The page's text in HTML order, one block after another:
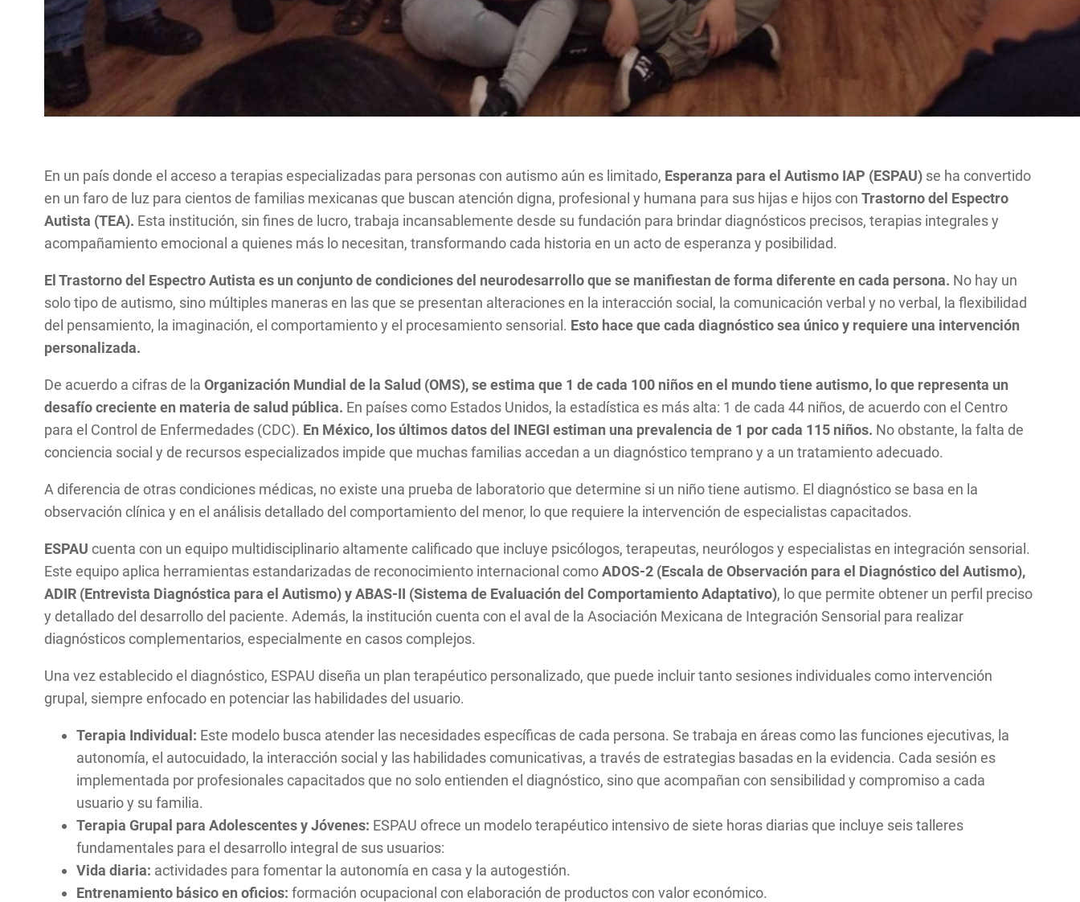
En un país donde el acceso a terapias especializadas para personas con autismo aún es limitado, Esperanza para el Autismo IAP (ESPAU) se ha convertido
en un faro de luz para cientos de familias mexicanas que buscan atención digna, profesional y humana para sus hijas e hijos conTrastorno del Espectro
Autista (TEA). Esta institución, sin fines de lucro, trabaja incansablemente desde su fundación para brindar diagnósticos precisos, terapias integrales y
acompañamiento emocional a quienes más lo necesitan, transformando cada historia en un acto de esperanza y posibilidad.
El Trastorno del Espectro Autista es un conjunto de condiciones del neurodesarrollo que se manifiestan de forma diferente en cada persona. No hay un
solo tipo de autismo, sino múltiples maneras en las que se presentan alteraciones en la interacción social, la comunicación verbal y no verbal, la flexibilidad
del pensamiento, la imaginación, el comportamiento y el procesamiento sensorial. Esto hace que cada diagnóstico sea único y requiere una intervención
personalizada.
De acuerdo a cifras de laOrganización Mundial de la Salud (OMS), se estima que 1 de cada 100 niños en el mundo tiene autismo, lo que representa un
desafío creciente en materia de salud pública. En países como Estados Unidos, la estadística es más alta: 1 de cada 44 niños, de acuerdo con el Centro
para el Control de Enfermedades (CDC). En México, los últimos datos del INEGI estiman una prevalencia de 1 por cada 115 niños. No obstante, la falta de
conciencia social y de recursos especializados impide que muchas familias accedan a un diagnóstico temprano y a un tratamiento adecuado.
A diferencia de otras condiciones médicas, no existe una prueba de laboratorio que determine si un niño tiene autismo. El diagnóstico se basa en la
observación clínica y en el análisis detallado del comportamiento del menor, lo que requiere la intervención de especialistas capacitados.
ESPAUcuenta con un equipo multidisciplinario altamente calificado que incluye psicólogos, terapeutas, neurólogos y especialistas en integración sensorial.
Este equipo aplica herramientas estandarizadas de reconocimiento internacional comoADOS-2 (Escala de Observación para el Diagnóstico del Autismo),
ADIR (Entrevista Diagnóstica para el Autismo) y ABAS-II (Sistema de Evaluación del Comportamiento Adaptativo), lo que permite obtener un perfil preciso
y detallado del desarrollo del paciente. Además, la institución cuenta con el aval de la Asociación Mexicana de Integración Sensorial para realizar
diagnósticos complementarios, especialmente en casos complejos.
Una vez establecido el diagnóstico, ESPAU diseña un plan terapéutico personalizado, que puede incluir tanto sesiones individuales como intervención
grupal, siempre enfocado en potenciar las habilidades del usuario.
Terapia Individual: Este modelo busca atender las necesidades específicas de cada persona. Se trabaja en áreas como las funciones ejecutivas, la
autonomía, el autocuidado, la interacción social y las habilidades comunicativas, a través de estrategias basadas en la evidencia. Cada sesión es
implementada por profesionales capacitados que no solo entienden el diagnóstico, sino que acompañan con sensibilidad y compromiso a cada
usuario y su familia.
Terapia Grupal para Adolescentes y Jóvenes: ESPAU ofrece un modelo terapéutico intensivo de siete horas diarias que incluye seis talleres
fundamentales para el desarrollo integral de sus usuarios:
Vida diaria: actividades para fomentar la autonomía en casa y la autogestión.
Entrenamiento básico en oficios:formación ocupacional con elaboración de productos con valor económico.